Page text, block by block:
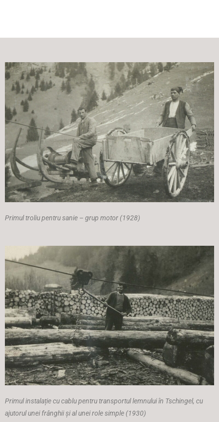
Primul troliu pentru sanie – grup motor (1928)
Primul instalație cu cablu pentru transportul lemnului în Tschingel, cu
ajutorul unei frânghii și al unei role simple (1930)